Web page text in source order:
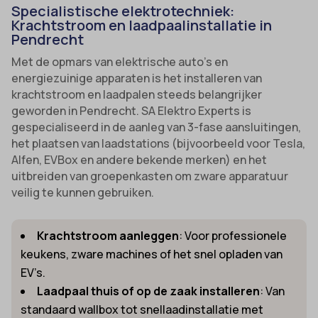
Specialistische elektrotechniek:
Krachtstroom en laadpaalinstallatie in
Pendrecht
Met de opmars van elektrische auto’s en
energiezuinige apparaten is het installeren van
krachtstroom en laadpalen steeds belangrijker
geworden in Pendrecht. SA Elektro Experts is
gespecialiseerd in de aanleg van 3-fase aansluitingen,
het plaatsen van laadstations (bijvoorbeeld voor Tesla,
Alfen, EVBox en andere bekende merken) en het
uitbreiden van groepenkasten om zware apparatuur
veilig te kunnen gebruiken.
Krachtstroom aanleggen: Voor professionele
keukens, zware machines of het snel opladen van
EV’s.
Laadpaal thuis of op de zaak installeren: Van
standaard wallbox tot snellaadinstallatie met